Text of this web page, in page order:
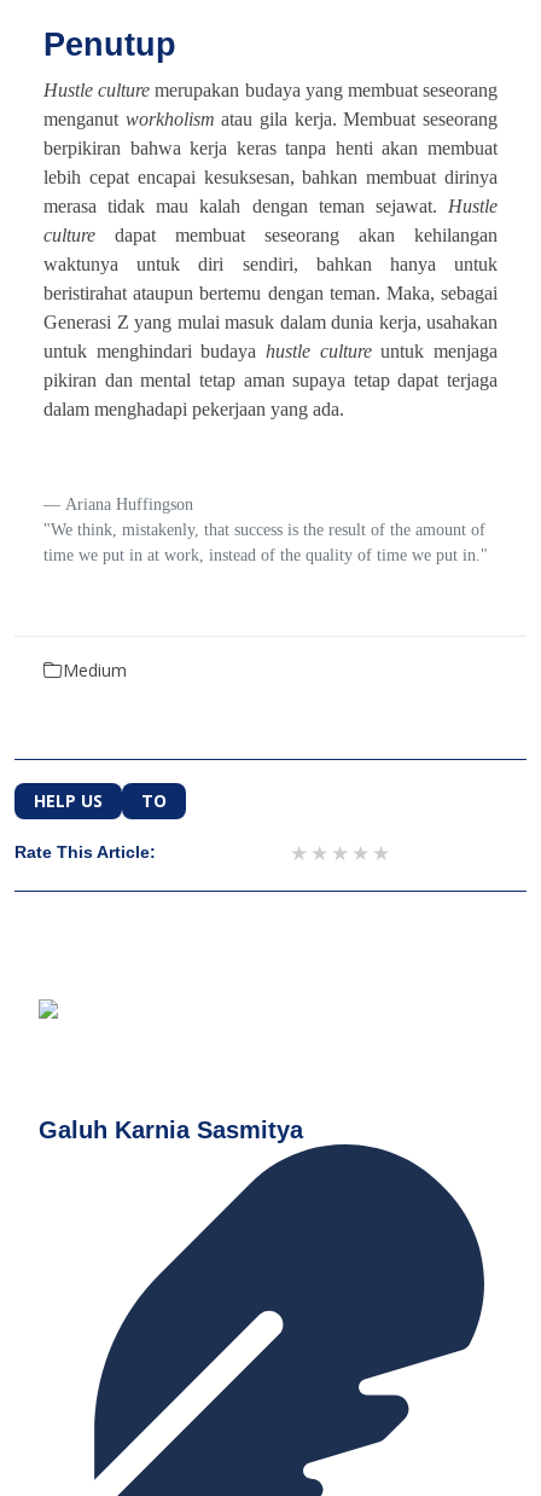
Penutup
Hustle culture merupakan budaya yang membuat seseorang
menganut workholism atau gila kerja. Membuat seseorang
berpikiran bahwa kerja keras tanpa henti akan membuat
lebih cepat encapai kesuksesan, bahkan membuat dirinya
merasa tidak mau kalah dengan teman sejawat. Hustle
culture dapat membuat seseorang akan kehilangan
waktunya untuk diri sendiri, bahkan hanya untuk
beristirahat ataupun bertemu dengan teman. Maka, sebagai
Generasi Z yang mulai masuk dalam dunia kerja, usahakan
untuk menghindari budaya hustle cultureuntuk menjaga
pikiran dan mental tetap aman supaya tetap dapat terjaga
dalam menghadapi pekerjaan yang ada.
Ariana Huffingson
"We think, mistakenly, that success is the result of the amount of
time we put in at work, instead of the quality of time we put in."
Medium
HELP US TO
Rate This Article: 4 stars
3 stars
2 stars
1 star
Galuh Karnia Sasmitya